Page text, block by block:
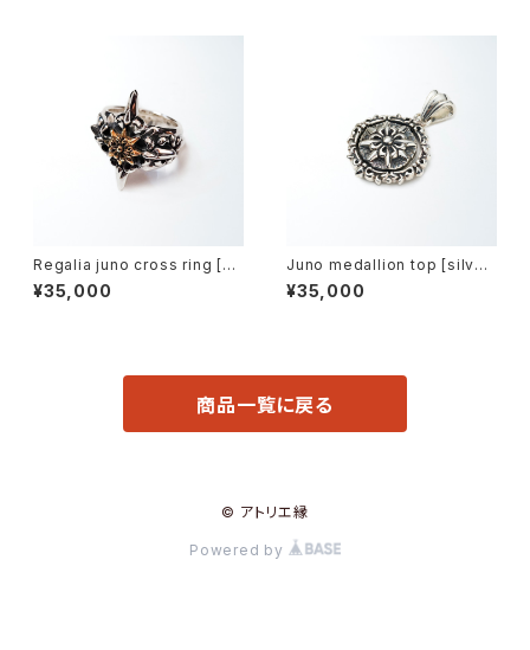
Regalia juno cross ring [Br
ass model] -レガリアジュノー
クロス・リング-
¥35,000
Juno medallion top [silver
model] -ジュノーメダリオン・ト
ップ-
¥35,000
商品一覧に戻る
© アトリエ縁
Powered by